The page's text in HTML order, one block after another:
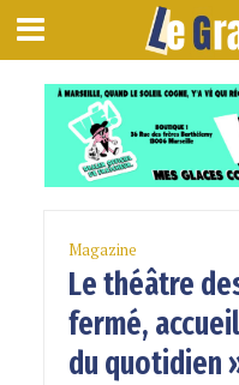
Magazine
Le théâtre
fermé,
du quotidien